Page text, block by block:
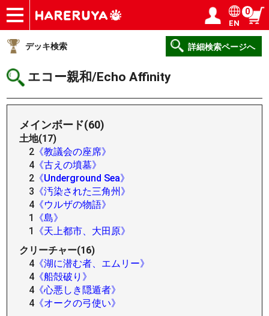
ショップ
買取
記事
デッキ検索
デッキ構築
選手一覧
店舗一覧
イベント
ヘルプ
お問い合わせ ログイン／会員登録
EN
0
デッキ検索 詳細検索ページへ
エコー親和/Echo Affinity
メインボード(60)
土地(17)
2 《教議会の座席》
4 《古えの墳墓》
2 《Underground Sea》
3 《汚染された三角州》
4 《ウルザの物語》
1
《島》
1
《天上都市、大田原》
クリーチャー(16)
4 《湖に潜む者、エムリー》
4 《船殻破り》
4 《心悪しき隠遁者》
4 《オークの弓使い》